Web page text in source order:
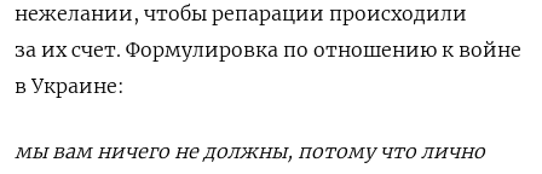
нежелании, чтобы репарации происходили
за их счет. Формулировка по отношению к войне
в Украине:
мы вам ничего не должны, потому что лично